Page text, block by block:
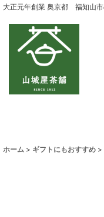
大正元年創業 奥京都 福知山
ホーム > ギフトにもおすすめ >